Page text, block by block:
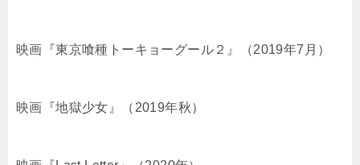
映画『東京喰種トーキョーグール２』（2019年7月）
映画『地獄少女』（2019年秋）